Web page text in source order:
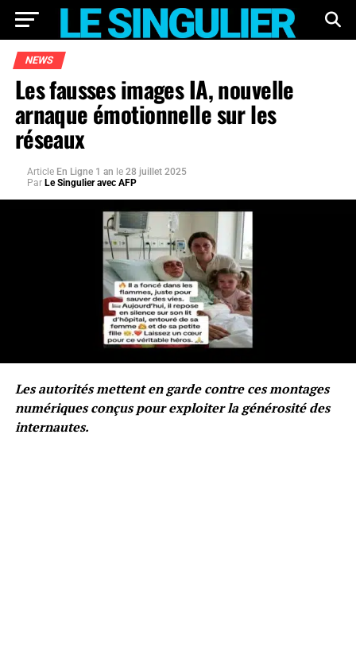
NEWS
Les fausses images IA, nouvelle
arnaque émotionnelle sur les
réseaux
Article En Ligne 1 an le 28 juillet 2025
Par Le Singulier avec AFP
Les autorités mettent en garde contre ces montages
numériques conçus pour exploiter la générosité des
internautes.